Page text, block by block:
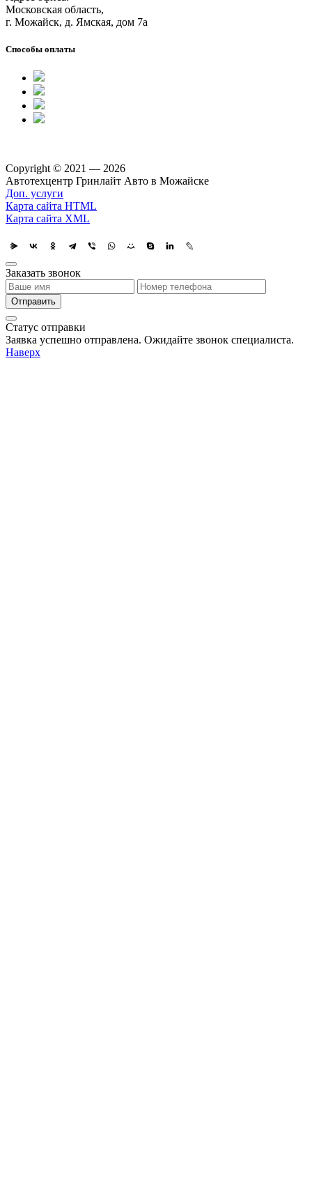
Московская область,
г. Можайск, д. Ямская, дом 7а
Способы оплаты
Copyright © 2021 — 2026
Автотехцентр Гринлайт Авто в Можайске
Доп. услуги
Карта сайта HTML
Карта сайта XML
Заказать звонок
Отправить
Статус отправки
Заявка успешно отправлена. Ожидайте звонок специалиста.
Наверх